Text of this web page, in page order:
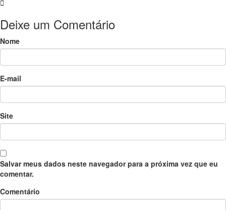
Deixe um Comentário
Nome
E-mail
Site
Salvar meus dados neste navegador para a próxima vez que eu
comentar.
Comentário